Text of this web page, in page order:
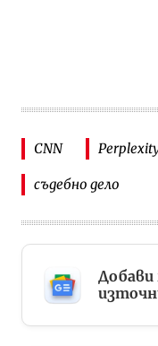
CNN
съдебно дело